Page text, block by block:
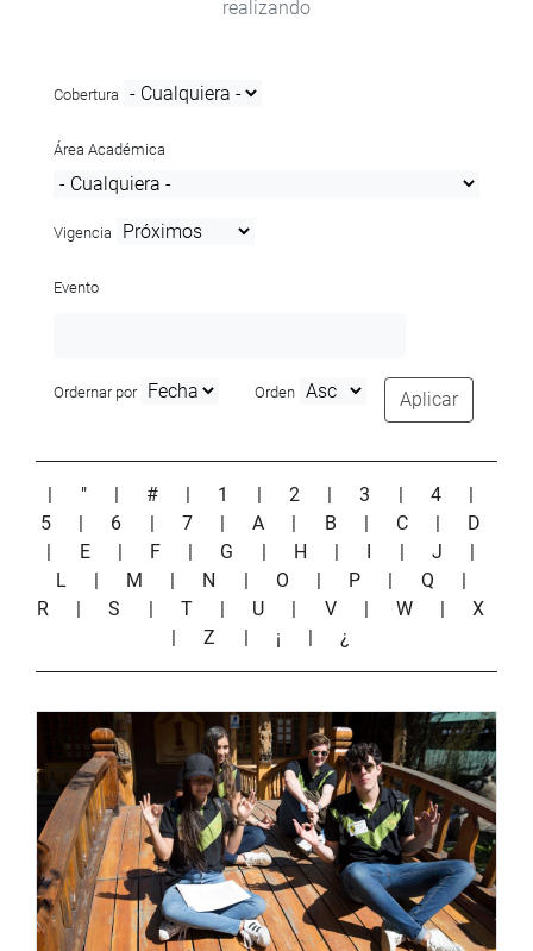
realizando
Cobertura
Área Académica
Vigencia
Evento
Ordernar por Orden Aplicar
| " | # | 1 | 2 |3 | 4
|
5
| 6 | 7 |A | B | C | D
| E | F | G | H | I | J
|
L
| M | N | O | P | Q
|
R
|S | T | U | V |W |X
|Z | ¡ |¿